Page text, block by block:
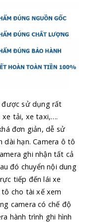
được sử dụng rất
xe tải, xe taxi,….
đơn giản, dễ sử
dài hạn. Camera ô tô
ghi nhận tất cả
đó chuyển nội dung
tiếp đến lái xe
cho tài xế xem
camera có chế độ
hành trình ghi hình